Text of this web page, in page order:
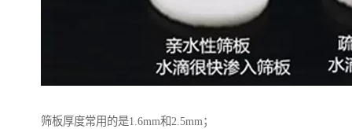
筛板厚度常用的是1.6mm和2.5mm；